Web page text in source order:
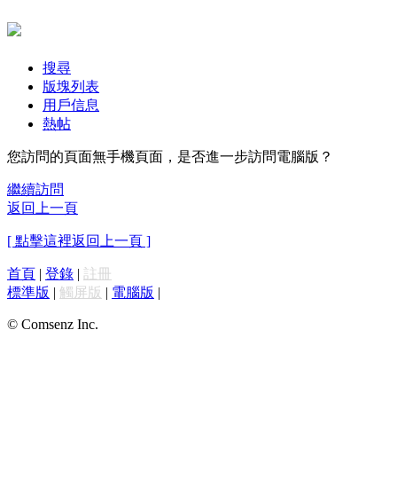
搜尋
版塊列表
用戶信息
熱帖
您訪問的頁面無手機頁面，是否進一步訪問電腦版？
繼續訪問
返回上一頁
[ 點擊這裡返回上一頁 ]
首頁 | 登錄 | 註冊
標準版 | 觸屏版 | 電腦版 |
© Comsenz Inc.